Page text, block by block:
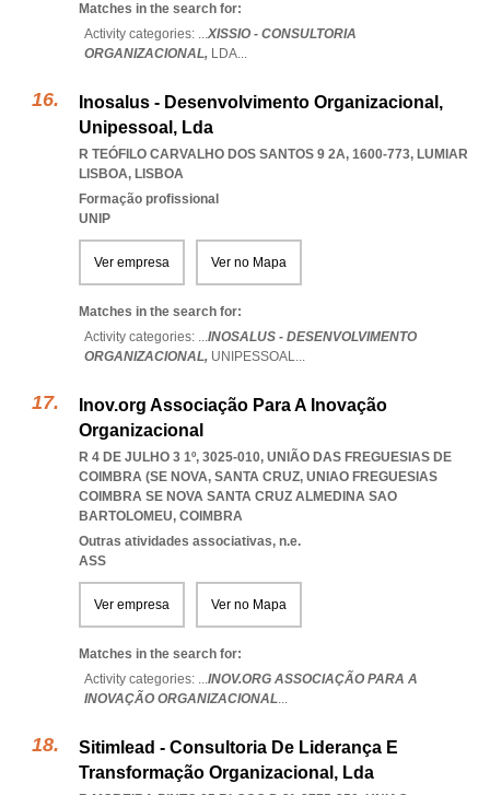
Matches in the search for:
Activity categories: ...XISSIO - CONSULTORIA
ORGANIZACIONAL, LDA...
Inosalus - Desenvolvimento Organizacional,
Unipessoal, Lda
R TEÓFILO CARVALHO DOS SANTOS 9 2A, 1600-773, LUMIAR
LISBOA, LISBOA
Formação profissional
UNIP
Ver empresa Ver no Mapa
Matches in the search for:
Activity categories: ...INOSALUS - DESENVOLVIMENTO
ORGANIZACIONAL, UNIPESSOAL...
Inov.org Associação Para A Inovação
Organizacional
R 4 DE JULHO 3 1º, 3025-010, UNIÃO DAS FREGUESIAS DE
COIMBRA (SE NOVA, SANTA CRUZ, UNIAO FREGUESIAS
COIMBRA SE NOVA SANTA CRUZ ALMEDINA SAO
BARTOLOMEU, COIMBRA
Outras atividades associativas, n.e.
ASS
Ver empresa Ver no Mapa
Matches in the search for:
Activity categories: ...INOV.ORG ASSOCIAÇÃO PARA A
INOVAÇÃO ORGANIZACIONAL...
Sitimlead - Consultoria De Liderança E
Transformação Organizacional, Lda